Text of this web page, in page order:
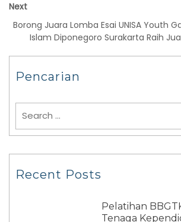
Next
Borong Juara Lomba Esai UNISA Youth
Islam Diponegoro Surakarta Raih
Pencarian
Recent Posts
Pelatihan
Tenaga